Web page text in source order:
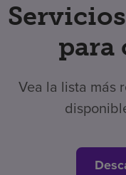
para
Vea la lista más